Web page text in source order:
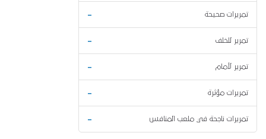
تمريرات صحيحة -
تمرير للخلف -
تمرير لأمام -
تمريرات مؤثرة -
تمريرات ناجحة في ملعب المنافس -